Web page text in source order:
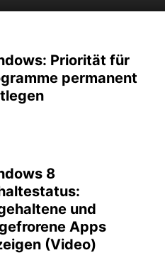
Priorität für
permanent
8
und
Apps
(Video)